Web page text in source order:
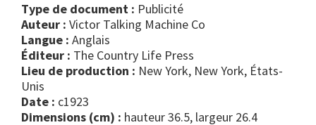
Type de document :
publicité
Auteur : Victor Talking Machine Co
Langue : Anglais
Éditeur : The Country Life Press
Lieu de production : New York, New York, États-
Unis
Date : c1923
Dimensions (cm) : hauteur 36.5, largeur 26.4